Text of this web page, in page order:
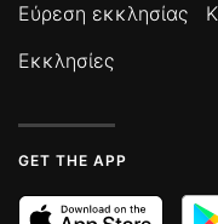
Εύρεση εκκλησίας
Εκκλησίες
GET THE APP